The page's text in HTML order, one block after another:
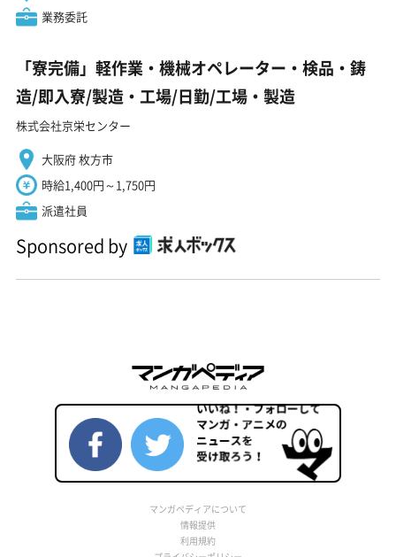
業務委託
「寮完備」軽作業・機械オペレーター・検品・鋳
造/即入寮/製造・工場/日勤/工場・製造
株式会社京栄センター
大阪府 枚方市
時給1,400円～1,750円
派遣社員
Sponsored by
マンガペディアについて
情報提供
利用規約